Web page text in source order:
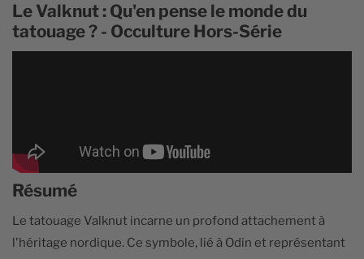
Le Valknut : Qu'en pense le monde du
tatouage ? - Occulture Hors-Série
Résumé
Le tatouage Valknut incarne un profond attachement à
l'héritage nordique. Ce symbole, lié à Odin et représentant